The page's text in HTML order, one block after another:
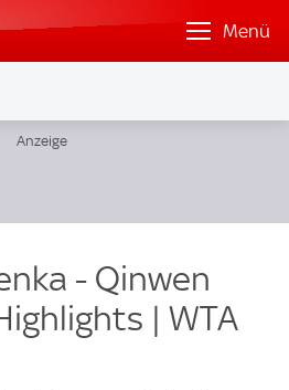
Menü
- Qinwen
| WTA